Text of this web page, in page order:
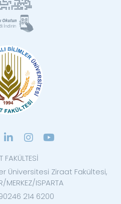
FAKÜLTESİ
Üniversitesi Ziraat Fakültesi,
ISPARTA
214 6200